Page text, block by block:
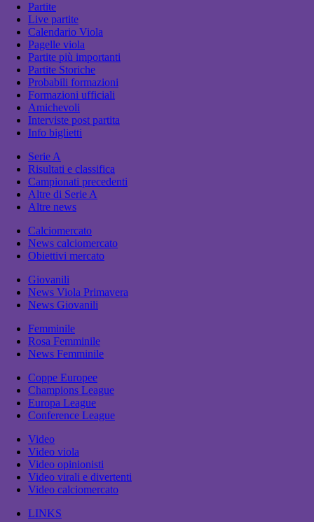
Partite
Live partite
Calendario Viola
Pagelle viola
Partite più importanti
Partite Storiche
Probabili formazioni
Formazioni ufficiali
Amichevoli
Interviste post partita
Info biglietti
Serie A
Risultati e classifica
Campionati precedenti
Altre di Serie A
Altre news
Calciomercato
News calciomercato
Obiettivi mercato
Giovanili
News Viola Primavera
News Giovanili
Femminile
Rosa Femminile
News Femminile
Coppe Europee
Champions League
Europa League
Conference League
Video
Video viola
Video opinionisti
Video virali e divertenti
Video calciomercato
LINKS